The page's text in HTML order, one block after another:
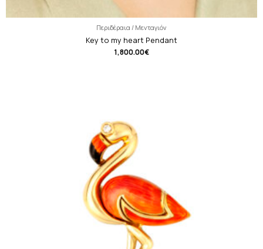
Περιδέραια / Μενταγιόν
Key to my heart Pendant
1,800.00€